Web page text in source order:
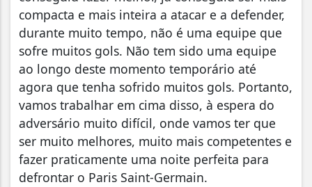
compacta e mais inteira a atacar e a defender,
durante muito tempo, não é uma equipe que
sofre muitos gols. Não tem sido uma equipe
ao longo deste momento temporário até
agora que tenha sofrido muitos gols. Portanto,
vamos trabalhar em cima disso, à espera do
adversário muito difícil, onde vamos ter que
ser muito melhores, muito mais competentes e
fazer praticamente uma noite perfeita para
defrontar o Paris Saint-Germain.